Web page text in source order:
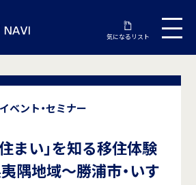
気になるリスト
イベント・セミナー
住まい」を知る移住体験
隅地域～勝浦市・いす